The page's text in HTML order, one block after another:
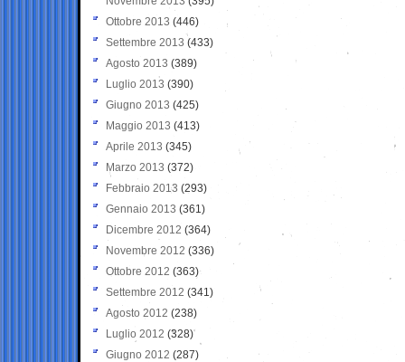
Ottobre 2013 (446)
Settembre 2013 (433)
Agosto 2013 (389)
Luglio 2013 (390)
Giugno 2013 (425)
Maggio 2013 (413)
Aprile 2013 (345)
Marzo 2013 (372)
Febbraio 2013 (293)
Gennaio 2013 (361)
Dicembre 2012 (364)
Novembre 2012 (336)
Ottobre 2012 (363)
Settembre 2012 (341)
Agosto 2012 (238)
Luglio 2012 (328)
Giugno 2012 (287)